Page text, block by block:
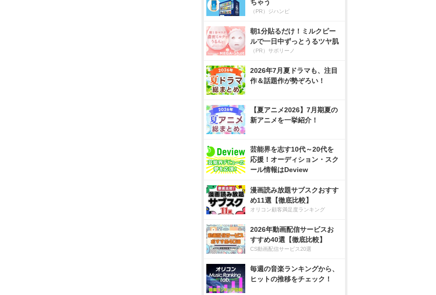
ちゃう
（PR）ジハンピ
朝1分貼るだけ！ミルクピー
ルで一日中ずっとうるツヤ肌
（PR）サボリーノ
2026年7月夏ドラマも、注目
作＆話題作が勢ぞろい！
【夏アニメ2026】7月期夏の
新アニメを一挙紹介！
芸能界を志す10代～20代を
応援！オーディション・スク
ール情報はDeview
漫画読み放題サブスクおすす
め11選【徹底比較】
オリコン顧客満足度ランキング
2026年動画配信サービスお
すすめ40選【徹底比較】
CS動画配信サービス20選
毎週の音楽ランキングから、
ヒットの推移をチェック！